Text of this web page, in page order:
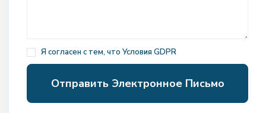
Я согласен с тем, что Условия GDPR